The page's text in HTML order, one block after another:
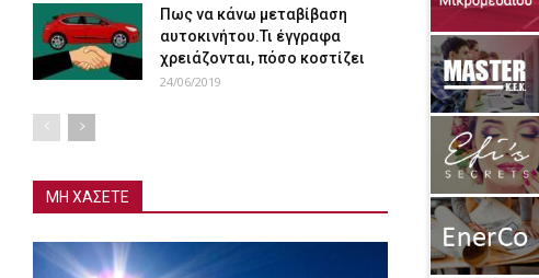
Πως να κάνω μεταβίβαση
αυτοκινήτου.Τι έγγραφα
χρειάζονται, πόσο κοστίζει
24/06/2019
ΜΗ ΧΑΣΕΤΕ